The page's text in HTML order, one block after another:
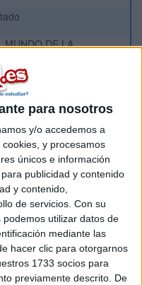
para nosotros
y/o accedemos a
y procesamos
únicos e información
publicidad y contenido
y contenido,
de servicios. Con su
utilizar datos de
mediante las
hacer clic para otorgarnos
1733 socios para
previamente descrito. De
MUNDO DE LA
Y
BUENA
A UN TRABAJO
QUE BUSCA
NUEVO PROYECTO
NACIONAL PARA EL
TENER MAS
MAIL O TELEFONO A: